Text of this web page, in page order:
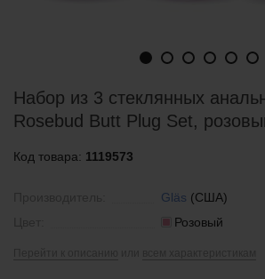
Набор из 3 стеклянных
Rosebud Butt Plug Set,
Код товара: 1119573
Gläs (США)
Розовый